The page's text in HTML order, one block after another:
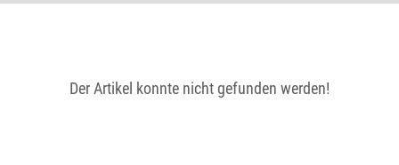
Der Artikel konnte nicht gefunden werden!